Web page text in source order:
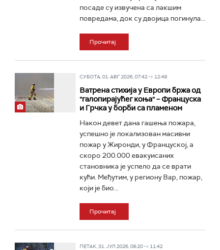
посаде су извучена са лакшим
повредама, док су двојица погинула...
Прочитај
СУБОТА, 01. АВГ 2026, 07:42 -> 12:49
Ватрена стихија у Европи бржа од
"галопирајућег коња" – Француска
и Грчка у борби са пламеном
Након девет дана гашења пожара,
успешно је локализован масивни
пожар у Жиронди, у Француској, а
скоро 200.000 евакуисаних
становника је успело да се врати
кући. Међутим, у региону Вар, пожар,
који је био...
Прочитај
ПЕТАК, 31. ЈУЛ 2026, 08:20 -> 11:42